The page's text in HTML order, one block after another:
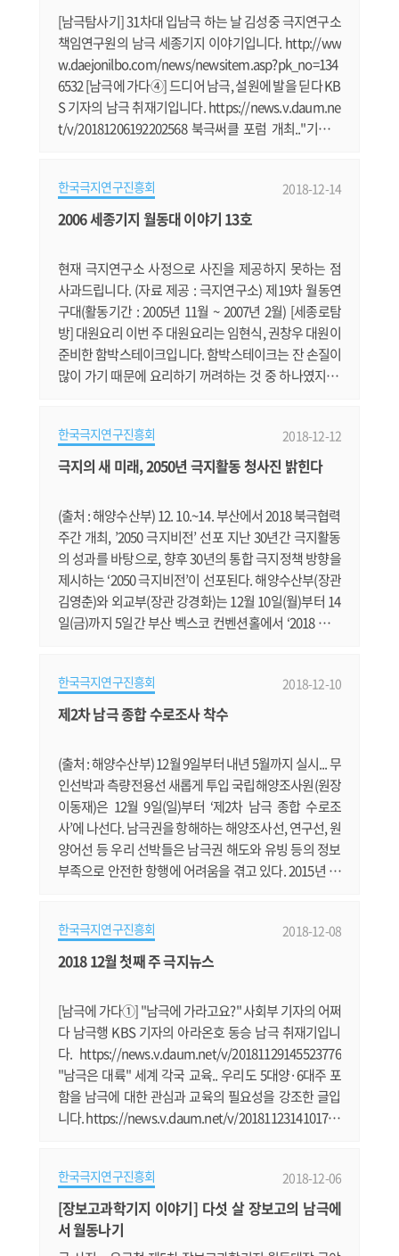
[남극탐사기] 31차대 입남극 하는 날 김성중 극지연구소
책임연구원의 남극 세종기지 이야기입니다. http://ww
w.daejonilbo.com/news/newsitem.asp?pk_no=134
6532 [남극에 가다④] 드디어 남극, 설원에 발을 딛다 KB
S 기자의 남극 취재기입니다. https://news.v.daum.ne
t/v/20181206192202568 북극써클 포럼 개최.."기후변
니다. https://news.v.daum.net/v/2018120817425532
9 2018 북극협력주간 개최..'2050 극지비전' 선포 북극협
.......
한국극지연구진흥회 2018-12-14
2006 세종기지 월동대 이야기 13호
현재 극지연구소 사정으로 사진을 제공하지 못하는 점
사과드립니다. (자료 제공 : 극지연구소) 제19차 월동연
구대(활동기간 : 2005년 11월 ~ 2007년 2월) [세종로탐
방] 대원요리 이번 주 대원요리는 임현식, 권창우 대원이
준비한 함박스테이크입니다. 함박스테이크는 잔 손질이
많이 가기 때문에 요리하기 꺼려하는 것 중 하나였지만,
사실을 모르고 실험 대상자가 되어주신 월동대 대원 모
두에게 감사의 말씀 드립니다. 하루 전에 조리장님이 준
한국극지연구진흥회 2018-12-12
극지의 새 미래, 2050년 극지활동 청사진 밝힌다
(출처 : 해양수산부) 12. 10.~14. 부산에서 2018 북극협력
주간 개최, ’2050 극지비전’ 선포 지난 30년간 극지활동
의 성과를 바탕으로, 향후 30년의 통합 극지정책 방향을
제시하는 ‘2050 극지비전’이 선포된다. 해양수산부(장관
김영춘)와 외교부(장관 강경화)는 12월 10일(월)부터 14
일(금)까지 5일간 부산 벡스코 컨벤션홀에서 ‘2018 북극
정책, 과학기술, 산업 등 다양한 분야에서 지속가능한 북
극의 미래를 모색하는 자리로, 2016년부터 매년 개최되
한국극지연구진흥회 2018-12-10
제2차 남극 종합 수로조사 착수
(출처 : 해양수산부) 12월 9일부터 내년 5월까지 실시... 무
인선박과 측량전용선 새롭게 투입 국립해양조사원(원장
이동재)은 12월 9일(일)부터 ‘제2차 남극 종합 수로조
사’에 나선다. 남극권을 항해하는 해양조사선, 연구선, 원
양어선 등 우리 선박들은 남극권 해도와 유빙 등의 정보
부족으로 안전한 항행에 어려움을 겪고 있다. 2015년 12
하였다. 이에, 국립해양조사원은 남극 해역의 안전한 선
박 항해를 지원하기 위해 2016년 남극 장보고기지 일대
한국극지연구진흥회 2018-12-08
2018 12월 첫째 주 극지뉴스
[남극에 가다①] "남극에 가라고요?" 사회부 기자의 어쩌
다 남극행 KBS 기자의 아라온호 동승 남극 취재기입니
다. https://news.v.daum.net/v/20181129145523776
"남극은 대륙" 세계 각국 교육.. 우리도 5대양·6대주 포
함을 남극에 대한 관심과 교육의 필요성을 강조한 글입
니다. https://news.v.daum.net/v/2018112314101707
news.v.daum.net/v/20181201030420725 남극세종과
학기지 준공 30주년 기념 국제세미나 해양수산부와 극지
연구소가 4일부터 이틀간 남극세종과학기지 준공 30주
한국극지연구진흥회 2018-12-06
[장보고과학기지 이야기] 다섯 살 장보고의 남극에
서 월동나기